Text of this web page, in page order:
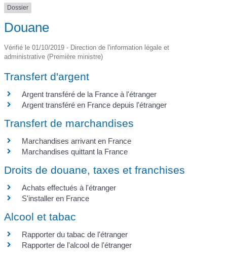
Dossier
Douane
Vérifié le 01/10/2019 - Direction de l'information légale et
administrative (Première ministre)
Transfert d'argent
Argent transféré de la France à l'étranger
Argent transféré en France depuis l'étranger
Transfert de marchandises
Marchandises arrivant en France
Marchandises quittant la France
Droits de douane, taxes et franchises
Achats effectués à l'étranger
S'installer en France
Alcool et tabac
Rapporter du tabac de l'étranger
Rapporter de l'alcool de l'étranger